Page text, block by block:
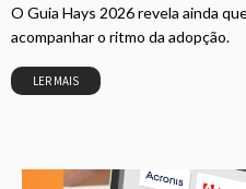
O Guia Hays 2026 revela ainda
acompanhar o ritmo da adopção.
LER MAIS